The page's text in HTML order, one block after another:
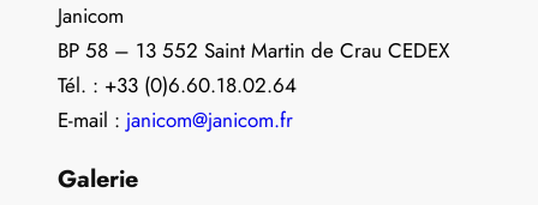
Janicom
BP 58 – 13 552 Saint Martin de Crau CEDEX
Tél. : +33 (0)6.60.18.02.64
E-mail : janicom@janicom.fr
Galerie